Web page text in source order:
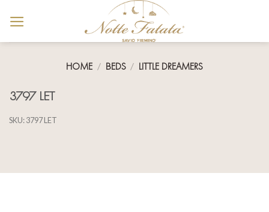
HOME / BEDS / LITTLE DREAMERS
3797 LET
SKU:3797 LET